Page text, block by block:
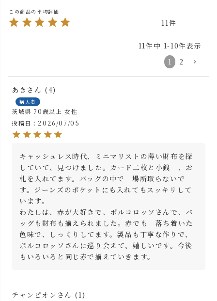
11
11件中 1-10件表示
1
2
あき 4
購入者
茨城県 70歳以上 女性
投稿日
2026/07/05
キャッシュレス時代、ミニマリストの薄い財布を探
していて、見つけました。カード二枚と小銭　、お
札を入れてます。バッグの中で　場所取らないで
す。ジーンズのポケットにも入れてもスッキリして
います。
わたしは、赤が大好きで、ポルコロッソさんで、バ
ッグも財布も揃えられました。赤でも　落ち着いた
色味で、しっくりしてます。製品も丁寧な作りで、
ポルコロッソさんに巡り会えて、嬉しいです。今後
もいろいろと同じ赤で揃えていきます。
チャンピオン 1